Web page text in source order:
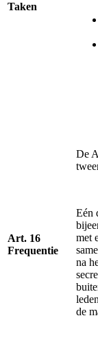
Taken
Art. 16
Frequentie
De
Eén
met
na
de